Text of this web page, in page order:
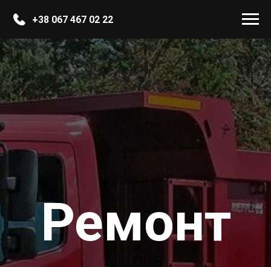
+38 067 467 02 22
Ремонт